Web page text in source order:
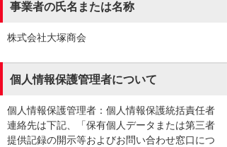
事業者の氏名または名称
株式会社大塚商会
個人情報保護管理者について
個人情報保護管理者：個人情報保護統括責任者
連絡先は下記、「保有個人データまたは第三者
提供記録の開示等およびお問い合わせ窓口につ